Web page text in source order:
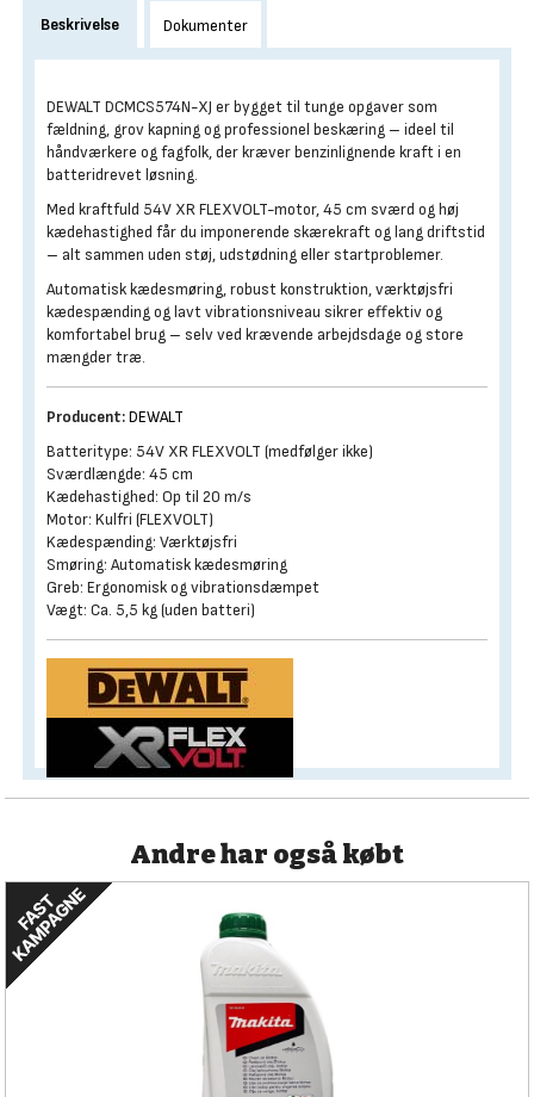
Beskrivelse Dokumenter
DEWALT DCMCS574N-XJ er bygget til tunge opgaver som
fældning, grov kapning og professionel beskæring – ideel til
håndværkere og fagfolk, der kræver benzinlignende kraft i en
batteridrevet løsning.
Med kraftfuld 54V XR FLEXVOLT-motor, 45 cm sværd og høj
kædehastighed får du imponerende skærekraft og lang driftstid
– alt sammen uden støj, udstødning eller startproblemer.
Automatisk kædesmøring, robust konstruktion, værktøjsfri
kædespænding og lavt vibrationsniveau sikrer effektiv og
komfortabel brug – selv ved krævende arbejdsdage og store
mængder træ.
Producent:DEWALT
Batteritype: 54V XR FLEXVOLT (medfølger ikke)
Sværdlængde: 45 cm
Kædehastighed: Op til 20 m/s
Motor: Kulfri (FLEXVOLT)
Kædespænding: Værktøjsfri
Smøring: Automatisk kædesmøring
Greb: Ergonomisk og vibrationsdæmpet
Vægt: Ca. 5,5 kg (uden batteri)
Andre har også købt